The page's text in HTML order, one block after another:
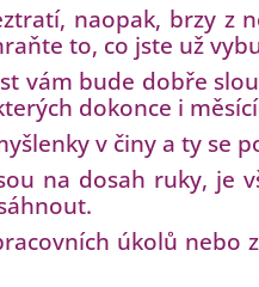
naopak, brzy z
to, co jste už
vám bude dobře
dokonce i
v činy a ty se
na dosah ruky, je
úkolů nebo